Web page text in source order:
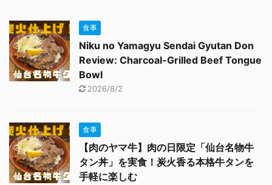
食事
Niku no Yamagyu Sendai Gyutan Don
Review: Charcoal-Grilled Beef Tongue
Bowl
2026/8/2
食事
【肉のヤマ牛】肉の日限定「仙台名物牛
タン丼」を実食！炭火香る本格牛タンを
手軽に楽しむ